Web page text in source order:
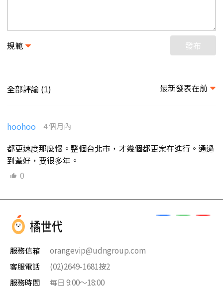
規範 發布
全部評論 (1) 最新發表在前
hoohoo 4 個月內
都更速度那麼慢。整個台北市，才幾個都更案在進行。通過
到蓋好，要很多年。
0
服務信箱
orangevip@udngroup.com
客服電話
(02)2649-1681按2
服務時間
每日 9:00～18:00